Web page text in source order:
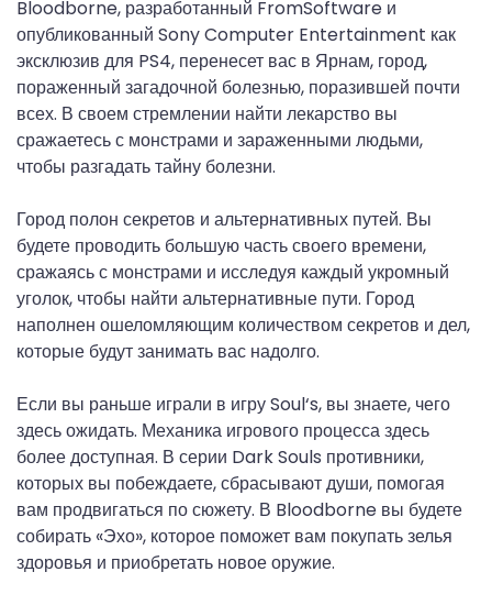
Bloodborne, разработанный FromSoftware и
опубликованный Sony Computer Entertainment как
эксклюзив для PS4, перенесет вас в Ярнам, город,
пораженный загадочной болезнью, поразившей почти
всех. В своем стремлении найти лекарство вы
сражаетесь с монстрами и зараженными людьми,
чтобы разгадать тайну болезни.
Город полон секретов и альтернативных путей. Вы
будете проводить большую часть своего времени,
сражаясь с монстрами и исследуя каждый укромный
уголок, чтобы найти альтернативные пути. Город
наполнен ошеломляющим количеством секретов и дел,
которые будут занимать вас надолго.
Если вы раньше играли в игру Soul‘s, вы знаете, чего
здесь ожидать. Механика игрового процесса здесь
более доступная. В серии Dark Souls противники,
которых вы побеждаете, сбрасывают души, помогая
вам продвигаться по сюжету. В Bloodborne вы будете
собирать «Эхо», которое поможет вам покупать зелья
здоровья и приобретать новое оружие.